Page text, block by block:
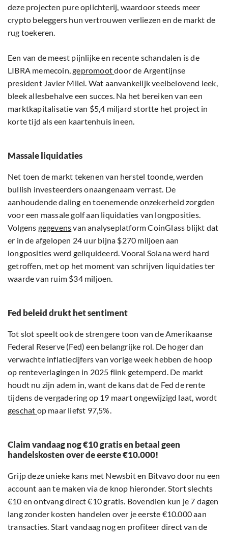
deze projecten pure oplichterij, waardoor steeds meer
crypto beleggers hun vertrouwen verliezen en de markt de
rug toekeren.
Een van de meest pijnlijke en recente schandalen is de
LIBRA memecoin,gepromootdoor de Argentijnse
president Javier Milei. Wat aanvankelijk veelbelovend leek,
bleek allesbehalve een succes. Na het bereiken van een
marktkapitalisatie van $5,4 miljard stortte het project in
korte tijd als een kaartenhuis ineen.
Massale liquidaties
Net toen de markt tekenen van herstel toonde, werden
bullish investeerders onaangenaam verrast. De
aanhoudende daling en toenemende onzekerheid zorgden
voor een massale golf aan liquidaties van longposities.
Volgens gegevensvan analyseplatform CoinGlass blijkt dat
er in de afgelopen 24 uur bijna $270 miljoen aan
longposities werd geliquideerd. Vooral Solana werd hard
getroffen, met op het moment van schrijven liquidaties ter
waarde van ruim $34 miljoen.
Fed beleid drukt het sentiment
Tot slot speelt ook de strengere toon van de Amerikaanse
Federal Reserve (Fed) een belangrijke rol. De hoger dan
verwachte inflatiecijfers van vorige week hebben de hoop
op renteverlagingen in 2025 flink getemperd. De markt
houdt nu zijn adem in, want de kans dat de Fed de rente
tijdens de vergadering op 19 maart ongewijzigd laat, wordt
geschat op maar liefst 97,5%.
Claim vandaag nog €10 gratis en betaal geen
handelskosten over de eerste €10.000!
Grijp deze unieke kans met Newsbit en Bitvavo door nu een
account aan te maken via de knop hieronder. Stort slechts
€10 en ontvang direct €10 gratis. Bovendien kun je 7 dagen
lang zonder kosten handelen over je eerste €10.000 aan
transacties. Start vandaag nog en profiteer direct van de